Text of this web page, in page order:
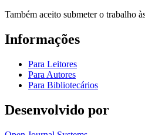
Também aceito submeter o trabalho
Informações
Para Leitores
Para Autores
Para Bibliotecários
Desenvolvido por